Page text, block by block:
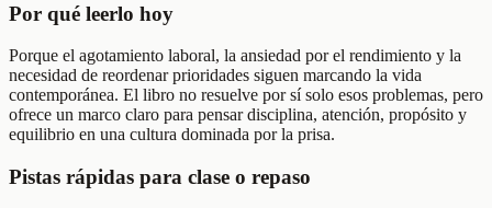
Por qué leerlo hoy
Porque el agotamiento laboral, la ansiedad por el rendimiento y la
necesidad de reordenar prioridades siguen marcando la vida
contemporánea. El libro no resuelve por sí solo esos problemas, pero
ofrece un marco claro para pensar disciplina, atención, propósito y
equilibrio en una cultura dominada por la prisa.
Pistas rápidas para clase o repaso